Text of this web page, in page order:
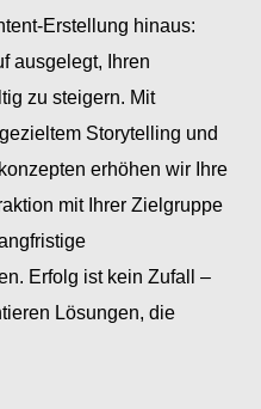
Erstellung hinaus:
ausgelegt, Ihren
zu steigern. Mit
Storytelling und
erhöhen wir Ihre
mit Ihrer Zielgruppe
Erfolg ist kein Zufall –
Lösungen, die